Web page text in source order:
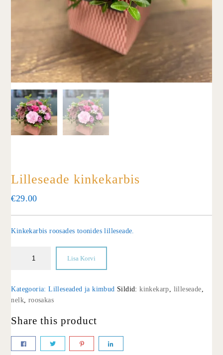
Lilleseade kinkekarbis
€29.00
Kinkekarbis roosades toonides lilleseade.
Lisa Korvi
Kategooria:Lilleseaded ja kimbud Sildid:kinkekarp, lilleseade,
nelk, roosakas
Share this product